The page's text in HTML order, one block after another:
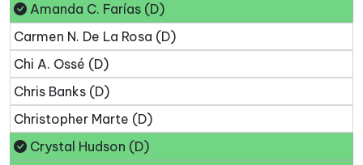
Amanda C. Farías (D)
Carmen N. De La Rosa (D)
Chi A. Ossé (D)
Chris Banks (D)
Christopher Marte (D)
Crystal Hudson (D)